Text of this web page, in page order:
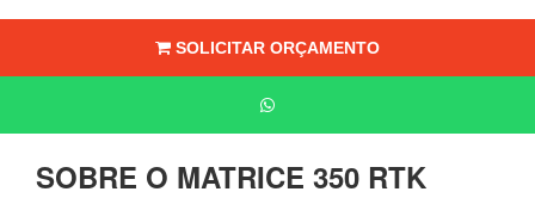
SOLICITAR ORÇAMENTO
SOBRE O MATRICE 350 RTK